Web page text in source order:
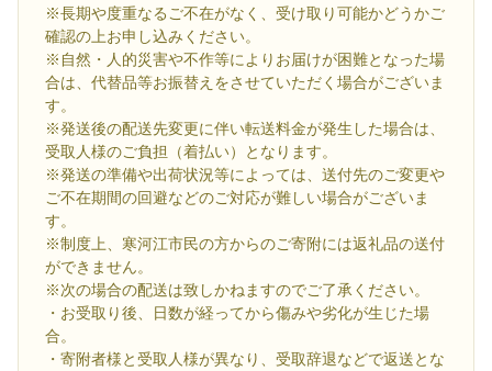
※長期や度重なるご不在がなく、受け取り可能かどうかご
確認の上お申し込みください。
※自然・人的災害や不作等によりお届けが困難となった場
合は、代替品等お振替えをさせていただく場合がございま
す。
※発送後の配送先変更に伴い転送料金が発生した場合は、
受取人様のご負担（着払い）となります。
※発送の準備や出荷状況等によっては、送付先のご変更や
ご不在期間の回避などのご対応が難しい場合がございま
す。
※制度上、寒河江市民の方からのご寄附には返礼品の送付
ができません。
※次の場合の配送は致しかねますのでご了承ください。
・お受取り後、日数が経ってから傷みや劣化が生じた場
合。
・寄附者様と受取人様が異なり、受取辞退などで返送とな